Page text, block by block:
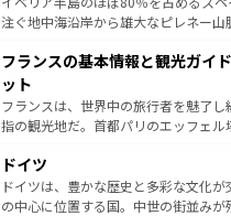
ピザやパスタなど、絶品のイタリア料
ませてくれるイタリアで、忘れられな
なお、新着のイタリア情報は
しい。
注ぐ地中海沿岸から雄大なピレネー山
文化が根付くこの国では、情熱的なフ
れる闘牛、そして美味しいタパスが生
る。首都マドリードの洗練された雰囲
アートに溢れた街角から、地方では古
せる。地方によって風土や気候が異な
性で訪れる人を魅了
ンテンツ一覧を参照してほしい。
フランスの基本情報と観光ガイ
ット
フランスは、世界中の旅行者を魅了
指の観光地だ。首都パリのエッフェル
で、幅広い魅力が詰まっている。華麗
聖堂、美しいビーチ、そして豊かな
から魅了する。また、フランスは美食
ドイツ
ドイツは、豊かな歴史と多彩な文化
の中心に位置する国。中世の街並みが